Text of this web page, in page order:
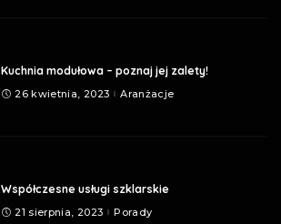
Kuchnia modułowa – poznaj jej zalety!
26 kwietnia, 2023 Aranżacje
Współczesne usługi szklarskie
21 sierpnia, 2023 Porady